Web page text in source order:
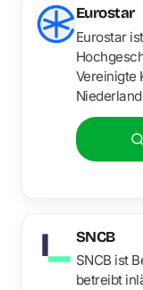
Eurostar
Eurostar
Vereinigte
SNCB
SNCB ist
betreibt